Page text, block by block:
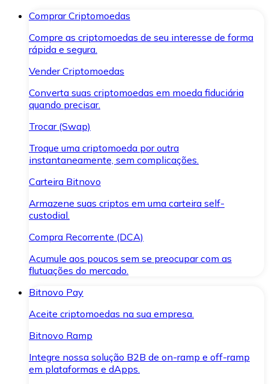
Comprar Criptomoedas
Compre as criptomoedas de seu interesse de forma
rápida e segura.
Vender Criptomoedas
Converta suas criptomoedas em moeda fiduciária
quando precisar.
Trocar (Swap)
Troque uma criptomoeda por outra
instantaneamente, sem complicações.
Carteira Bitnovo
Armazene suas criptos em uma carteira self-
custodial.
Compra Recorrente (DCA)
Acumule aos poucos sem se preocupar com as
flutuações do mercado.
Bitnovo Pay
Aceite criptomoedas na sua empresa.
Bitnovo Ramp
Integre nossa solução B2B de on-ramp e off-ramp
em plataformas e dApps.